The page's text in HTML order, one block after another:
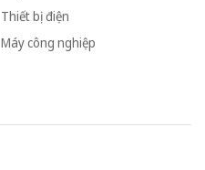
Thiết bị điện
Máy công nghiệp